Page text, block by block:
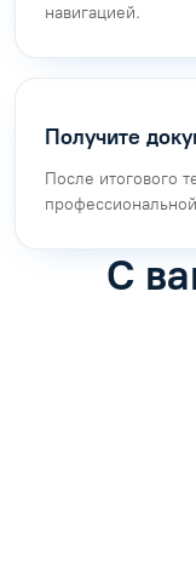
навигацией.
Получите
После итогового
С